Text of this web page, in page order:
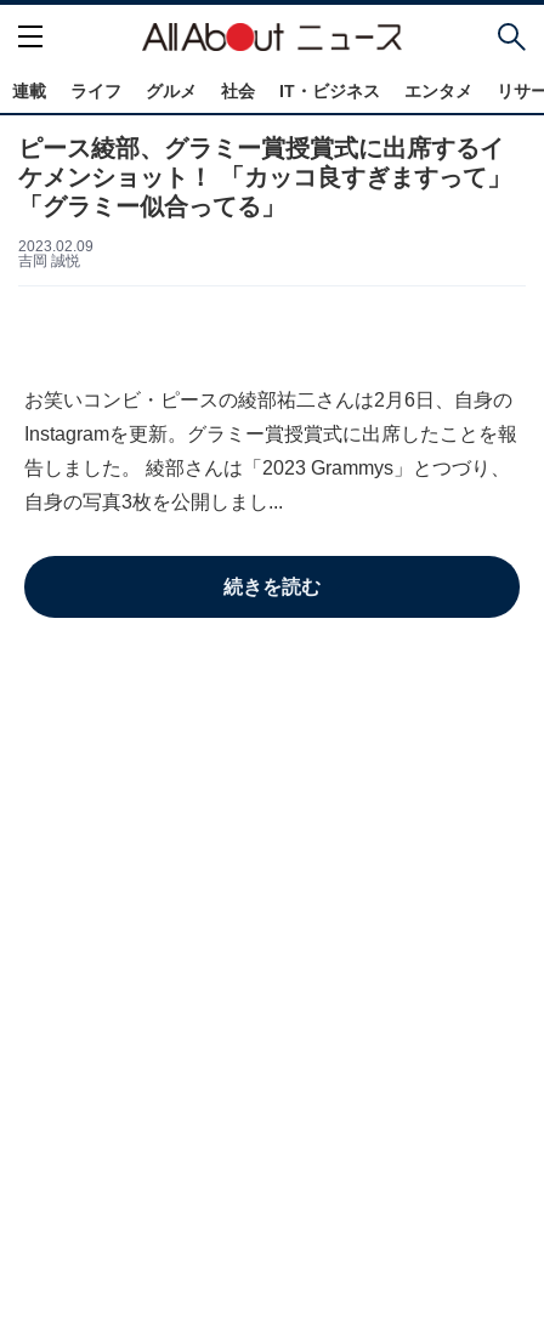
連載 ライフ グルメ 社会 IT・ビジネス エンタメ リサ
ピース綾部、グラミー賞授賞式に出席するイ
ケメンショット！ 「カッコ良すぎますって」
「グラミー似合ってる」
2023.02.09
吉岡 誠悦
お笑いコンビ・ピースの綾部祐二さんは2月6日、自身の
Instagramを更新。グラミー賞授賞式に出席したことを報
告しました。 綾部さんは「2023 Grammys」とつづり、
自身の写真3枚を公開しまし...
続きを読む